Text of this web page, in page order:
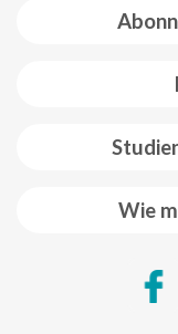
Wie